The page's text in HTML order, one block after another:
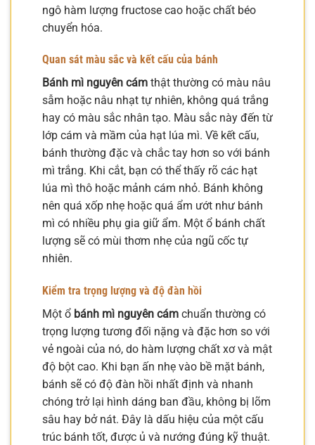
ngô hàm lượng fructose cao hoặc chất béo
chuyển hóa.
Quan sát màu sắc và kết cấu của bánh
Bánh mì nguyên cám thật thường có màu nâu
sẫm hoặc nâu nhạt tự nhiên, không quá trắng
hay có màu sắc nhân tạo. Màu sắc này đến từ
lớp cám và mầm của hạt lúa mì. Về kết cấu,
bánh thường đặc và chắc tay hơn so với bánh
mì trắng. Khi cắt, bạn có thể thấy rõ các hạt
lúa mì thô hoặc mảnh cám nhỏ. Bánh không
nên quá xốp nhẹ hoặc quá ẩm ướt như bánh
mì có nhiều phụ gia giữ ẩm. Một ổ bánh chất
lượng sẽ có mùi thơm nhẹ của ngũ cốc tự
nhiên.
Kiểm tra trọng lượng và độ đàn hồi
Một ổ bánh mì nguyên cám chuẩn thường có
trọng lượng tương đối nặng và đặc hơn so với
vẻ ngoài của nó, do hàm lượng chất xơ và mật
độ bột cao. Khi bạn ấn nhẹ vào bề mặt bánh,
bánh sẽ có độ đàn hồi nhất định và nhanh
chóng trở lại hình dáng ban đầu, không bị lõm
sâu hay bở nát. Đây là dấu hiệu của một cấu
trúc bánh tốt, được ủ và nướng đúng kỹ thuật.